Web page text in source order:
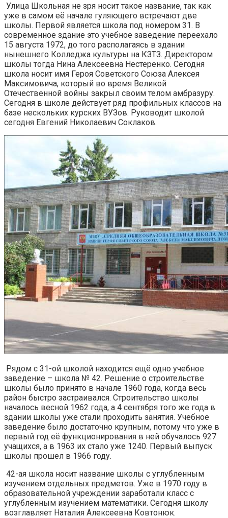
Улица Школьная не зря носит такое название, так как
уже в самом её начале гуляющего встречают две
школы. Первой является школа под номером 31. В
современное здание это учебное заведение переехало
15 августа 1972, до того располагаясь в здании
нынешнего Колледжа культуры на КЗТЗ. Директором
школы тогда Нина Алексеевна Нестеренко. Сегодня
школа носит имя Героя Советского Союза Алексея
Максимовича, который во время Великой
Отечественной войны закрыл своим телом амбразуру.
Сегодня в школе действует ряд профильных классов на
базе нескольких курских ВУЗов. Руководит школой
сегодня Евгений Николаевич Соклаков.
Рядом с 31-ой школой находится ещё одно учебное
заведение – школа № 42. Решение о строительстве
школы было принято в начале 1960 года, когда весь
район быстро застраивался. Строительство школы
началось весной 1962 года, а 4 сентября того же года в
здании школы уже стали проходить занятия. Учебное
заведение было достаточно крупным, потому что уже в
первый год её функционирования в ней обучалось 927
учащихся, а в 1963 их стало уже 1240. Первый выпуск
школы прошел в 1966 году.
42-ая школа носит название школы с углубленным
изучением отдельных предметов. Уже в 1970 году в
образовательной учреждении заработали класс с
углубленным изучением математики. Сегодня школу
возглавляет Наталия Алексеевна Ковтонюк.